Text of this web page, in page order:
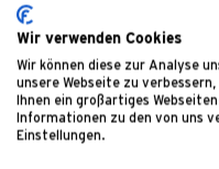
Lorem
Lorem ipsum dolor sit
sed diam nonumy
dolore magna aliquyam
eos et accusam et
Wir verwenden Cookies
Wir können diese zur Analyse
unsere Webseite zu
Ihnen ein großartiges
Informationen zu den von uns
Einstellungen.